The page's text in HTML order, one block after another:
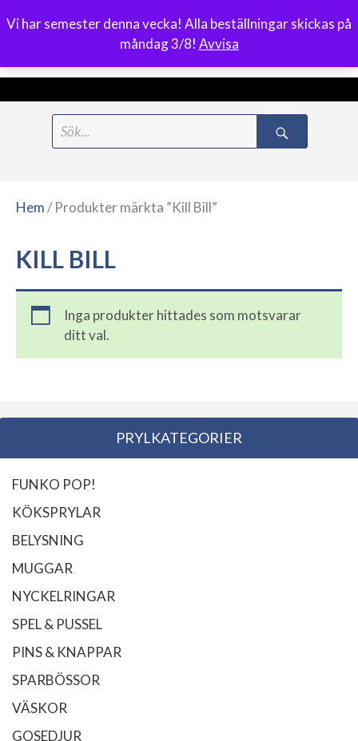
Vi har semester denna vecka! Alla beställningar skickas på
måndag 3/8! Avvisa
0
Meny
Hem/ Produkter märkta ”Kill Bill”
KILL BILL
Inga produkter hittades som motsvarar
ditt val.
PRYLKATEGORIER
FUNKO POP!
KÖKSPRYLAR
BELYSNING
MUGGAR
NYCKELRINGAR
SPEL & PUSSEL
PINS & KNAPPAR
SPARBÖSSOR
VÄSKOR
GOSEDJUR